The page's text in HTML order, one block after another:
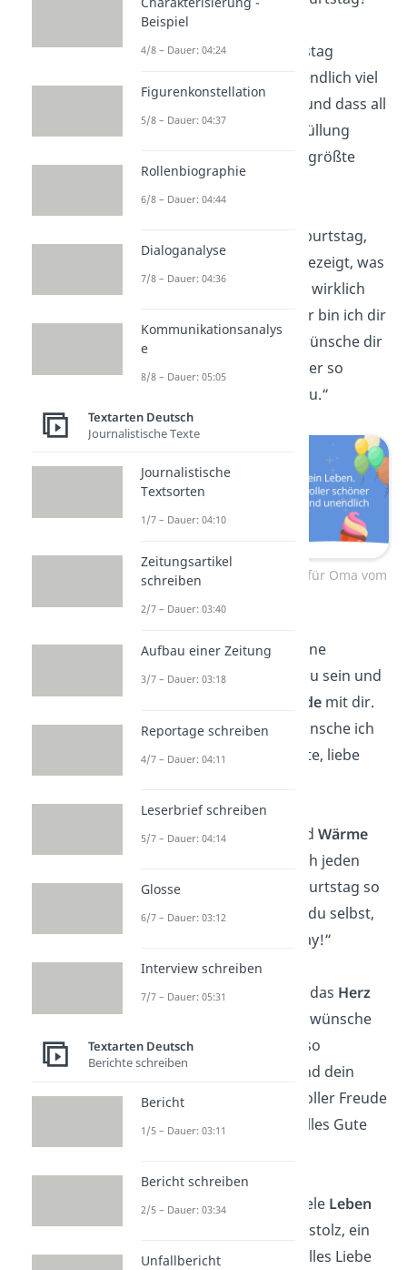
„Zu deinem Geburtstag
wünsche ich dir unendlich viel
und dass all
deineTräume
in Erfüllung
gehen. Du hast das größte
Herz, liebe Oma!“
„Alles Gute zum Geburtstag,
Oma! Du hast mir gezeigt, was
Liebeund
wirklich
bedeuten, und dafür bin ich dir
ewig dankbar. Ich wünsche dir
einen Geburtstag, der so
wundervoll ist wie du.“
Geburtstagswünsche für Oma vom
„Ich bin so stolz, deine
Enkelin/dein Enkel zu sein und
jede Sekundemit dir.
Zum Geburtstag wünsche ich
dir nur das Allerbeste, liebe
„DeineWeisheit und Wärme
begleiten mich durch jeden
Tag. Möge dein Geburtstag so
besonders sein wie du selbst,
Oma. Happy Birthday!“
„Liebe Oma, du bist das Herz
unserer Familie. Ich wünsche
dir, dass du immer so
strahlend
bleibst und dein
neues Lebensjahr voller Freude
und Liebe erlebst. Alles Gute
„Oma, du hast so viele Leben
berührt und ich bin stolz, ein
Teil davon zu sein. Alles Liebe
Beispiel
4/8 – Dauer: 04:24
Figurenkonstellation
5/8 – Dauer: 04:37
Rollenbiographie
6/8 – Dauer: 04:44
Dialoganalyse
7/8 – Dauer: 04:36
Kommunikationsanalys
e
8/8 – Dauer: 05:05
Textarten Deutsch
Journalistische Texte
Journalistische
Textsorten
1/7 – Dauer: 04:10
Zeitungsartikel
schreiben
2/7 – Dauer: 03:40
Aufbau einer Zeitung
3/7 – Dauer: 03:18
Reportage schreiben
4/7 – Dauer: 04:11
Leserbrief schreiben
5/7 – Dauer: 04:14
Glosse
6/7 – Dauer: 03:12
Interview schreiben
7/7 – Dauer: 05:31
Textarten Deutsch
Berichte schreiben
Bericht
1/5 – Dauer: 03:11
Bericht schreiben
2/5 – Dauer: 03:34
Unfallbericht